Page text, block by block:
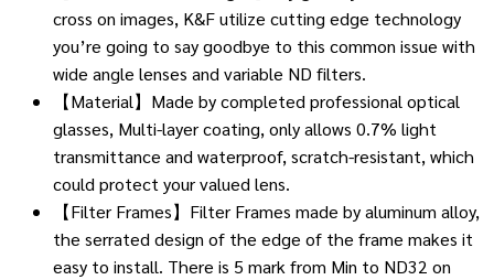
cross on images, K&F utilize cutting edge technology
you’re going to say goodbye to this common issue with
wide angle lenses and variable ND filters.
【Material】Made by completed professional optical
glasses, Multi-layer coating, only allows 0.7% light
transmittance and waterproof, scratch-resistant, which
could protect your valued lens.
【Filter Frames】Filter Frames made by aluminum alloy,
the serrated design of the edge of the frame makes it
easy to install. There is 5 mark from Min to ND32 on